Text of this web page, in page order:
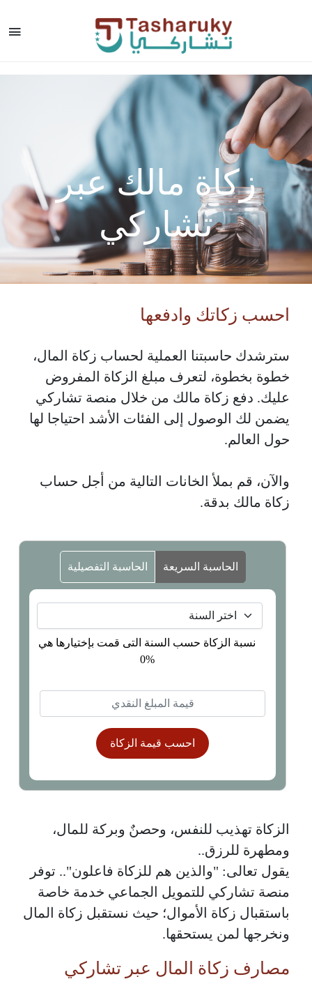
زكاة مالك عبر
تشاركي
احسب زكاتك وادفعها
سترشدك حاسبتنا العملية لحساب زكاة المال،
خطوة بخطوة، لتعرف مبلغ الزكاة المفروض
عليك. دفع زكاة مالك من خلال منصة تشاركي
يضمن لك الوصول إلى الفئات الأشد احتياجا لها
حول العالم.
والآن، قم بملأ الخانات التالية من أجل حساب
زكاة مالك بدقة.
الحاسبة السريعة الحاسبة التفصيلية
نسبة الزكاة حسب السنة التى قمت بإختيارها هي
0%
احسب قيمة الزكاة
الزكاة تهذيب للنفس، وحصنٌ وبركة للمال،
ومطهرة للرزق..
يقول تعالى: "والذين هم للزكاة فاعلون".. توفر
منصة تشاركي للتمويل الجماعي خدمة خاصة
باستقبال زكاة الأموال؛ حيث نستقبل زكاة المال
ونخرجها لمن يستحقها.
مصارف زكاة المال عبر تشاركي